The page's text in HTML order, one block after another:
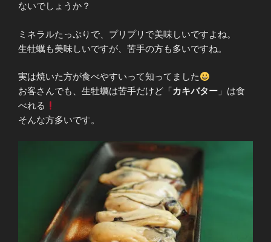
ないでしょうか？
ミネラルたっぷりで、プリプリで美味しいですよね。
生牡蠣も美味しいですが、苦手の方も多いですね。
実は焼いた方が食べやすいって知ってました
お客さんでも、生牡蠣は苦手だけど「カキバター 」は食
べれる
そんな方多いです。